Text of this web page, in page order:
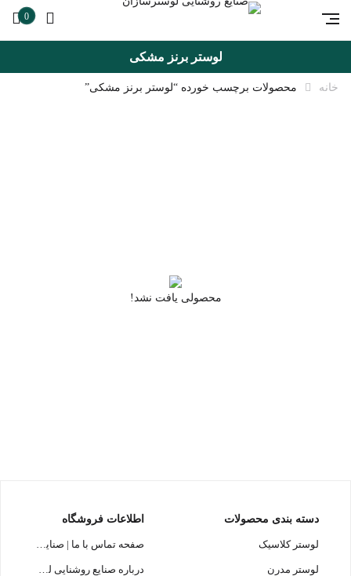
0
لوستر برنز مشکی
خانه محصولات برچسب خورده “لوستر برنز مشکی”
محصولی یافت نشد!
دسته بندی محصولات
لوستر کلاسیک
لوستر مدرن
اطلاعات فروشگاه